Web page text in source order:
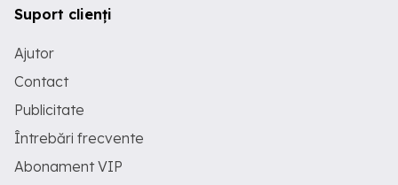
Suport clienți
Ajutor
Contact
Publicitate
Întrebări frecvente
Abonament VIP